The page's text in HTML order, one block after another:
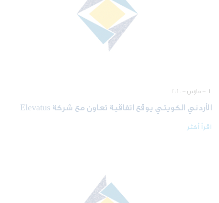
١٢ - مارس - ٢٠٢٠
الأردني الكويتي يوقع اتفاقية تعاون مع شركة Elevatus
اقرأ أكثر